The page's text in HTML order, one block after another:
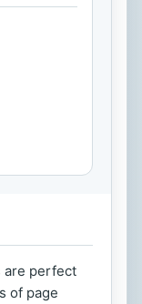
are perfect
of page